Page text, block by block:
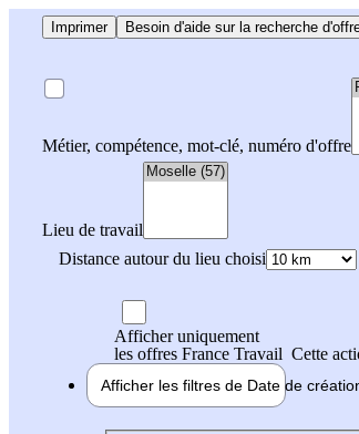
Imprimer Besoin d'aide sur la recherche
Métier, compétence, mot-clé, numéro d'offre
Lieu de travail
Distance autour du lieu choisi
Afficher uniquement
les offres France Travail Cette
Afficher les filtres de Date de